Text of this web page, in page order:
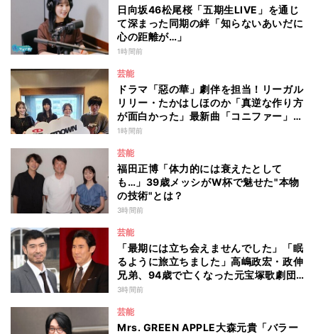
日向坂46松尾桜「五期生LIVE」を通じ
て深まった同期の絆「知らないあいだに
心の距離が…」
1時間前
芸能
ドラマ「惡の華」劇伴を担当！リーガル
リリー・たかはしほのか「真逆な作り方
が面白かった」最新曲「コニファー」制
作秘話も
1時間前
芸能
福田正博「体力的には衰えたとして
も…」39歳メッシがW杯で魅せた"本物
の技術"とは？
3時間前
芸能
「最期には立ち会えませんでした」「眠
るように旅立ちました」高嶋政宏・政伸
兄弟、94歳で亡くなった元宝塚歌劇団ト
ップスターの母・寿美花代を追悼 ここ
いた
3時間前
芸能
Mrs. GREEN APPLE大森元貴「バラー